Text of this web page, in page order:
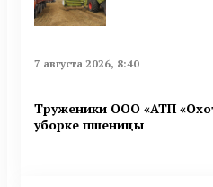
7 августа 2026, 8:40
Труженики ООО «АТП
уборке пшеницы